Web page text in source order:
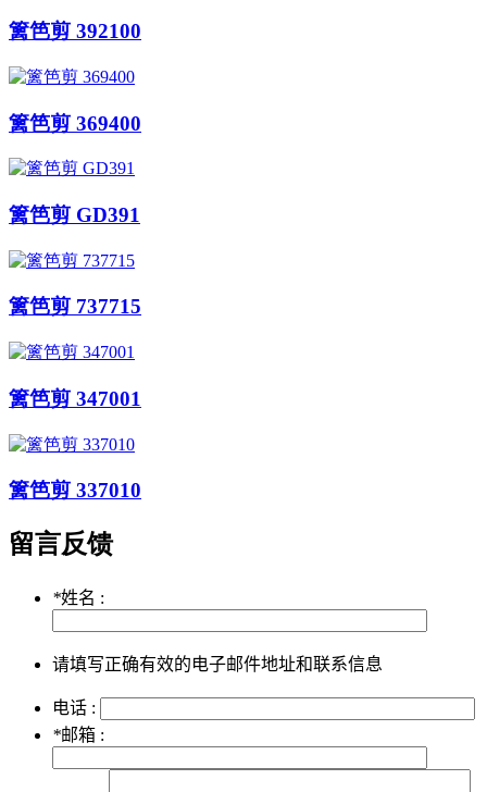
篱笆剪 392100
篱笆剪 369400
篱笆剪 GD391
篱笆剪 737715
篱笆剪 347001
篱笆剪 337010
留言反馈
*姓名 :
请填写正确有效的电子邮件地址和联系信息
电话 :
*邮箱 :